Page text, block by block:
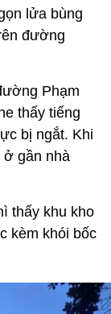
lửa bùng
đường
Phạm
thấy tiếng
bị ngắt. Khi
ở gần nhà
thấy khu kho
kèm khói bốc